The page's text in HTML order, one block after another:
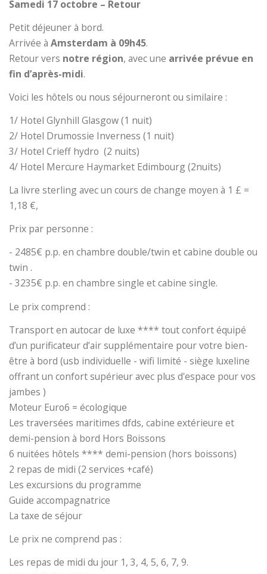
Samedi 17 octobre – Retour
Petit déjeuner à bord.
Arrivée à Amsterdam à 09h45.
Retour vers notre région, avec une arrivée prévue en
fin d’après-midi.
Voici les hôtels ou nous séjourneront ou similaire :
1/ Hotel Glynhill Glasgow (1 nuit)
2/ Hotel Drumossie Inverness (1 nuit)
3/ Hotel Crieff hydro (2 nuits)
4/ Hotel Mercure Haymarket Edimbourg (2nuits)
La livre sterling avec un cours de change moyen à 1 £ =
1,18 €,
Prix par personne :
- 2485€ p.p. en chambre double/twin et cabine double ou
twin .
- 3235€ p.p. en chambre single et cabine single.
Le prix comprend :
Transport en autocar de luxe **** tout confort équipé
d’un purificateur d’air supplémentaire pour votre bien-
être à bord (usb individuelle - wifi limité - siège luxeline
offrant un confort supérieur avec plus d'espace pour vos
jambes )
Moteur Euro6 = écologique
Les traversées maritimes dfds, cabine extérieure et
demi-pension à bord Hors Boissons
6 nuitées hôtels **** demi-pension (hors boissons)
2 repas de midi (2 services +café)
Les excursions du programme
Guide accompagnatrice
La taxe de séjour
Le prix ne comprend pas :
Les repas de midi du jour 1, 3, 4, 5, 6, 7, 9.